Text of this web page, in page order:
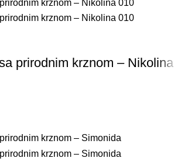
prirodnim krznom – Nikolina